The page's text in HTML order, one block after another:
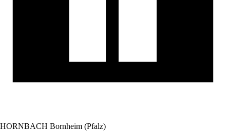
HORNBACH Bornheim (Pfalz)